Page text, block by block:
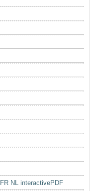
NL interactivePDF